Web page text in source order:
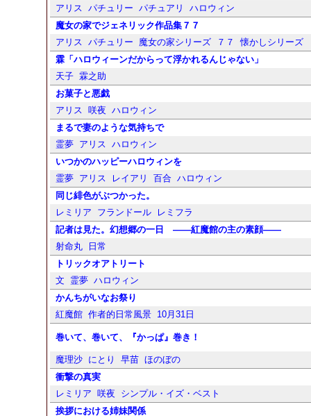
アリス
パチュリー パチュアリ
ハロウィン
魔女の家でジェネリック作品集７７
アリス
パチュリー 魔女の家シリーズ ７７
懐かしシリーズ
霖「ハロウィーンだからって浮かれるんじゃない」
天子 霖之助
お菓子と悪戯
アリス
咲夜
ハロウィン
まるで妻のような気持ちで
霊夢 アリス
ハロウィン
いつかのハッピーハロウィンを
霊夢 アリス レイアリ 百合 ハロウィン
同じ緋色がぶつかった。
レミリア
フランドール
レミフラ
記者は見た。幻想郷の一日 ――紅魔館の主の素顔――
射命丸
日常
トリックオアトリート
文
霊夢 ハロウィン
かんちがいなお祭り
紅魔館 作者的日常風景 10月31日
巻いて、巻いて、『かっぱ』巻き！
魔理沙 にとり 早苗 ほのぼの
衝撃の真実
レミリア
咲夜
シンプル・イズ・ベスト
挨拶における姉妹関係